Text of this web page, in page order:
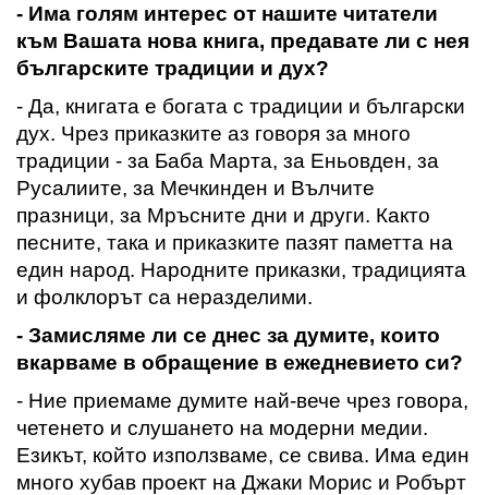
- Има голям интерес от нашите читатели
към Вашата нова книга, предавате ли с нея
българските традиции и дух?
- Да, книгата е богата с традиции и български
дух. Чрез приказките аз говоря за много
традиции - за Баба Марта, за Еньовден, за
Русалиите, за Мечкинден и Вълчите
празници, за Мръсните дни и други. Както
песните, така и приказките пазят паметта на
един народ. Народните приказки, традицията
и фолклорът са неразделими.
- Замисляме ли се днес за думите, които
вкарваме в обращение в ежедневието си?
- Ние приемаме думите най-вече чрез говора,
четенето и слушането на модерни медии.
Езикът, който използваме, се свива. Има един
много хубав проект на Джаки Морис и Робърт